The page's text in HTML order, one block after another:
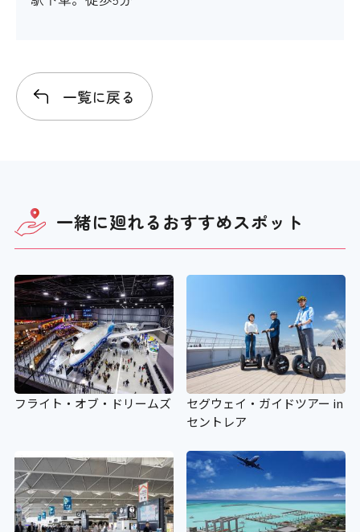
×
階段の手すり
×
エレベーター
〇
〇
一覧に戻る
一緒に廻れるおすすめスポット
フライト・オブ・ドリームズ
セグウェイ・ガイドツアー in
セントレア